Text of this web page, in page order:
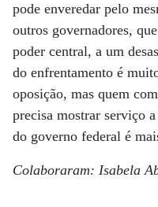
pode enveredar pelo
outros governadores,
poder central, a um
do enfrentamento é
oposição, mas quem
precisa mostrar serviço
do governo federal é
Colaboraram: Isabela